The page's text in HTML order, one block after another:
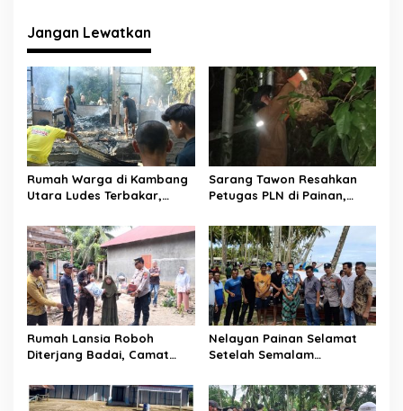
g
a
s
i
p
o
s
Jangan Lewatkan
Rumah Warga di Kambang
Utara Ludes Terbakar,
Jembatan Gantung
Sarang Tawon Resahkan
Petugas PLN di Painan,
Bergerak
Rumah Lansia Roboh
Diterjang Badai, Camat
Tangan
Nelayan Painan Selamat
Setelah Semalam
Ditemukan Warga Lakitan
Selatan